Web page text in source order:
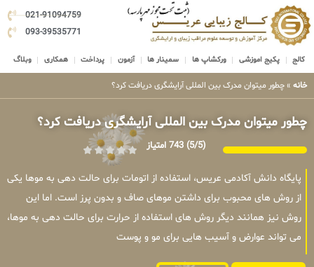
021-91094759
093-39535771
کالج پکیج اموزشی ورکشاپ ها سمینار ها آزمون پرداخت همکاری وبلاگ
خانه » چطور میتوان مدرک بین المللی آرایشگری دریافت کرد؟
چطور میتوان مدرک بین المللی آرایشگری دریافت کرد؟
(5/5) 743 امتیاز
پایگاه دانش آکادمی عریس، استفاده از اتومات برای حالت دهی به موها یکی
از روش های محبوب برای داشتن موهای صاف و بدون پرز است. اما این
روش نیز همانند دیگر روش های استفاده از حرارت برای حالت دهی به موها،
می تواند عوارض و آسیب هایی برای مو و پوست